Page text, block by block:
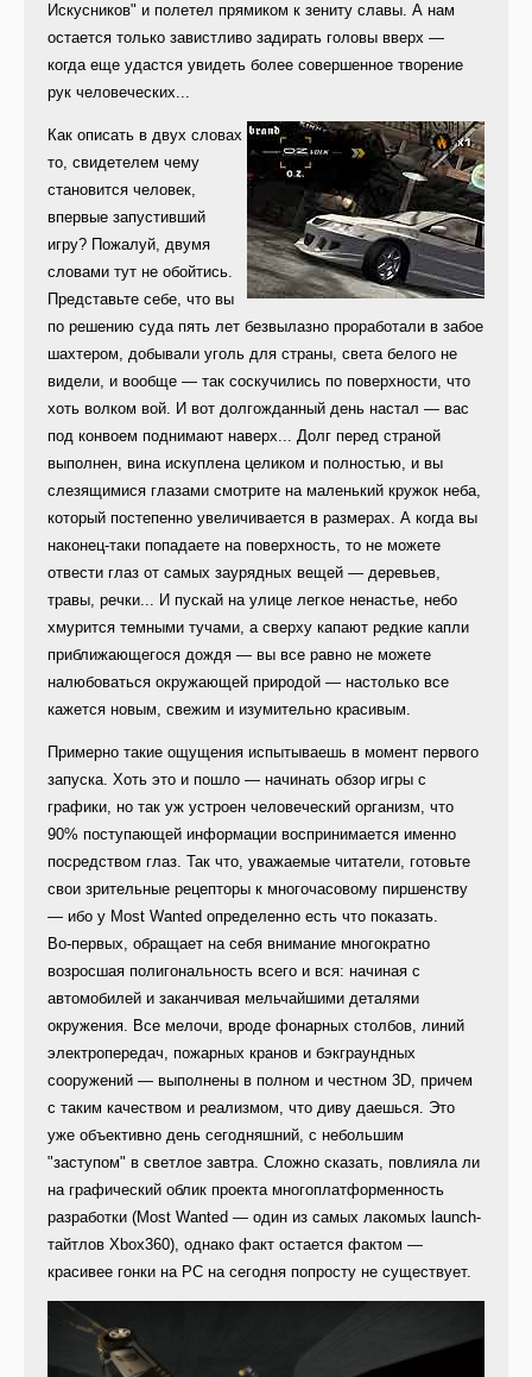
Искусников" и полетел прямиком к зениту славы. А нам
остается только завистливо задирать головы вверх —
когда еще удастся увидеть более совершенное творение
рук человеческих...
Как описать в двух словах
то, свидетелем чему
становится человек,
впервые запустивший
игру? Пожалуй, двумя
словами тут не обойтись.
Представьте себе, что вы
по решению суда пять лет безвылазно проработали в забое
шахтером, добывали уголь для страны, света белого не
видели, и вообще — так соскучились по поверхности, что
хоть волком вой. И вот долгожданный день настал — вас
под конвоем поднимают наверх... Долг перед страной
выполнен, вина искуплена целиком и полностью, и вы
слезящимися глазами смотрите на маленький кружок неба,
который постепенно увеличивается в размерах. А когда вы
наконец-таки попадаете на поверхность, то не можете
отвести глаз от самых заурядных вещей — деревьев,
травы, речки... И пускай на улице легкое ненастье, небо
хмурится темными тучами, а сверху капают редкие капли
приближающегося дождя — вы все равно не можете
налюбоваться окружающей природой — настолько все
кажется новым, свежим и изумительно красивым.
Примерно такие ощущения испытываешь в момент первого
запуска. Хоть это и пошло — начинать обзор игры с
графики, но так уж устроен человеческий организм, что
90% поступающей информации воспринимается именно
посредством глаз. Так что, уважаемые читатели, готовьте
свои зрительные рецепторы к многочасовому пиршенству
— ибо у Most Wanted определенно есть что показать.
Во-первых, обращает на себя внимание многократно
возросшая полигональность всего и вся: начиная с
автомобилей и заканчивая мельчайшими деталями
окружения. Все мелочи, вроде фонарных столбов, линий
электропередач, пожарных кранов и бэкграундных
сооружений — выполнены в полном и честном 3D, причем
с таким качеством и реализмом, что диву даешься. Это
уже объективно день сегодняшний, с небольшим
"заступом" в светлое завтра. Сложно сказать, повлияла ли
на графический облик проекта многоплатформенность
разработки (Most Wanted — один из самых лакомых launch-
тайтлов Xbox360), однако факт остается фактом —
красивее гонки на PC на сегодня попросту не существует.